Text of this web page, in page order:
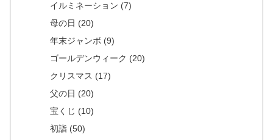
イルミネーション (7)
母の日 (20)
年末ジャンボ (9)
ゴールデンウィーク (20)
クリスマス (17)
父の日 (20)
宝くじ (10)
初詣 (50)